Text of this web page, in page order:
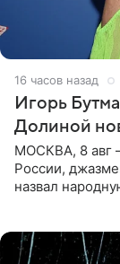
16 часов назад
Игорь
Долиной
МОСКВА, 8 авг
России,
назвал